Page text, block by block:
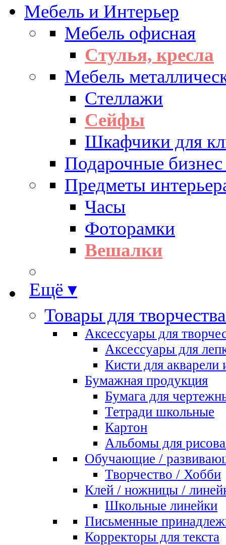
Мебель и Интерьер
Мебель офисная
Стулья, кресла
Мебель
Стеллажи
Сейфы
Шкафчики для
Подарочные бизнес
Предметы
Часы
Фоторамки
Вешалки
Ещё ▾
Товары для
Аксессуары для
Аксессуары для
Кисти для акварели
Бумажная продукция
Бумага для
Тетради школьные
Картон
Альбомы для
Обучающие /
Творчество / Хобби
Клей / ножницы /
Школьные линейки
Письменные
Корректоры для текста